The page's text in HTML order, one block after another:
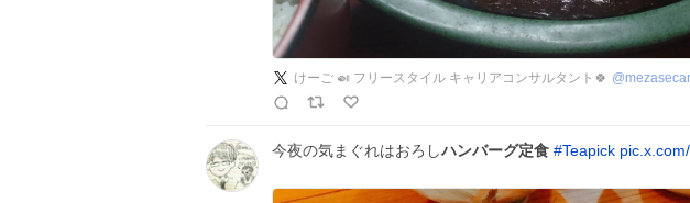
けーご 🍛 フリースタイル キャリアコンサルタント🍀 @
今夜の気まぐれはおろしハンバーグ定食 #Teapick